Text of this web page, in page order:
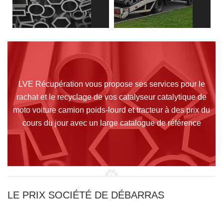
LVE Récupération vous propose ses services pour le
rachat et le recyclage de vos catalyseur catalytique de
moto voiture camion poids-lourd et tracteur à des prix du
cours du jour avec un large catalogue de référence
LE PRIX SOCIÉTÉ DE DÉBARRAS